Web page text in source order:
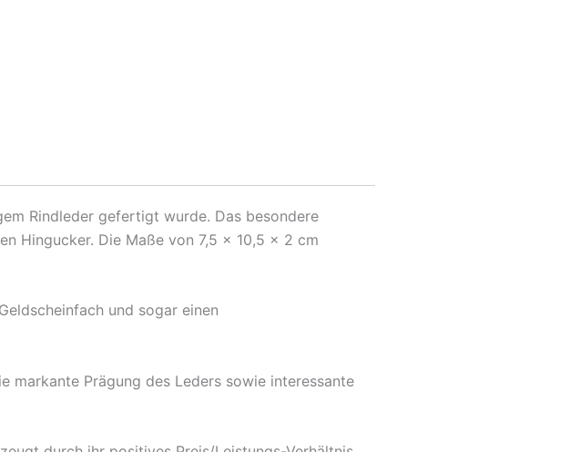
Rindleder gefertigt wurde. Das besondere
Hingucker. Die Maße von 7,5 x 10,5 x 2 cm
und sogar einen
Prägung des Leders sowie interessante